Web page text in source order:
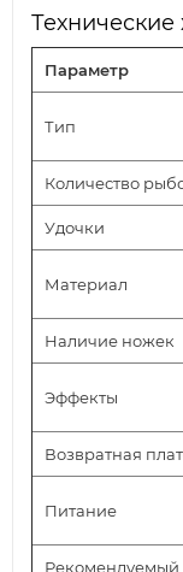
Технические
Параметр
Тип
Количество
Удочки
Материал
Наличие ножек
Эффекты
Возвратная
Питание
Рекомендуемый